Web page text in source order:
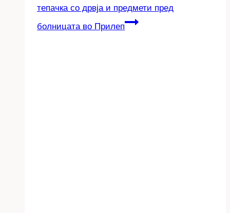
тепачка со дрвја и предмети пред
болницата во Прилеп